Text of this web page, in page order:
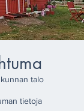
talo
tietoja